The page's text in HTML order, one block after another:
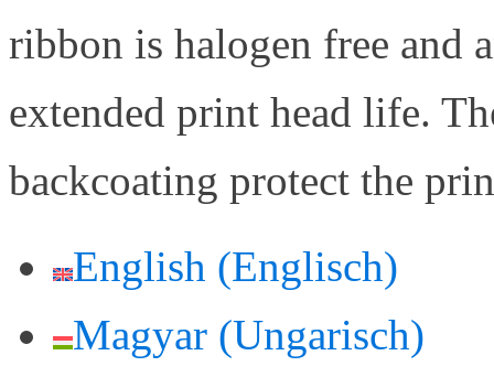
ribbon is halogen free and
extended print head life.
backcoating protect the
English (Englisch)
Magyar (Ungarisch)